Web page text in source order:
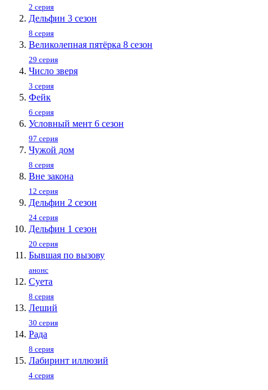
2 серия
Дельфин 3 сезон
8 серия
Великолепная пятёрка 8 сезон
29 серия
Число зверя
3 серия
Фейк
6 серия
Условный мент 6 сезон
97 серия
Чужой дом
8 серия
Вне закона
12 серия
Дельфин 2 сезон
24 серия
Дельфин 1 сезон
20 серия
Бывшая по вызову
анонс
Суета
8 серия
Леший
30 серия
Рада
8 серия
Лабиринт иллюзий
4 серия